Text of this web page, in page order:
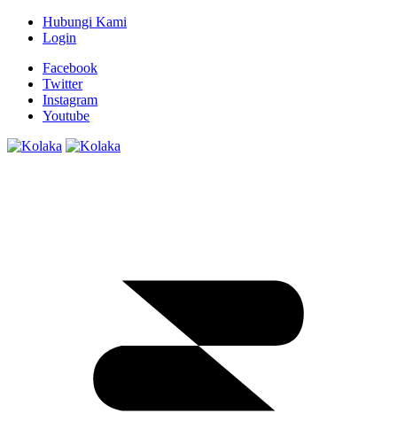
Hubungi Kami
Login
Facebook
Twitter
Instagram
Youtube